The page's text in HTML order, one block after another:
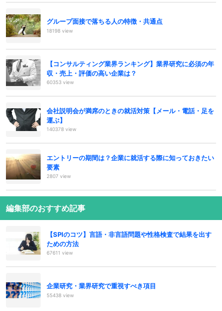
グループ面接で落ちる人の特徴・共通点
18198 view
【コンサルティング業界ランキング】業界研究に必須の年
収・売上・評価の高い企業は？
60353 view
会社説明会が満席のときの就活対策【メール・電話・足を
運ぶ】
140378 view
エントリーの期間は？企業に就活する際に知っておきたい
要素
2807 view
編集部のおすすめ記事
【SPIのコツ】言語・非言語問題や性格検査で結果を出す
ための方法
67611 view
企業研究・業界研究で重視すべき項目
55438 view